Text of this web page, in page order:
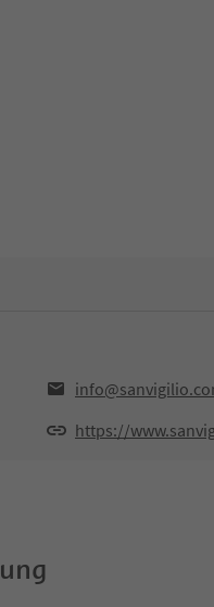
https://